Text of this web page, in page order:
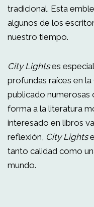
tradicional. Esta
algunos de los
nuestro tiempo.
City Lightses
profundas raíces en
publicado numerosas
forma a la literatura
interesado en libros
reflexión, City Lights
tanto calidad como
mundo.